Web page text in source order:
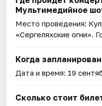
Мультимедийное
Место проведения:
«Сергеляхские огни».
Когда
Дата и время: 19
Сколько стоит